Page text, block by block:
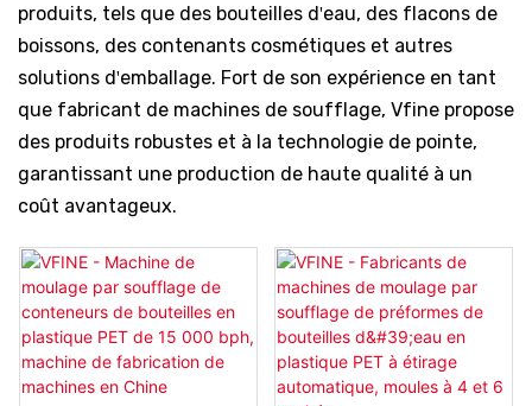
produits, tels que des bouteilles d'eau, des flacons de
boissons, des contenants cosmétiques et autres
solutions d'emballage. Fort de son expérience en tant
que fabricant de machines de soufflage, Vfine propose
des produits robustes et à la technologie de pointe,
garantissant une production de haute qualité à un
coût avantageux.